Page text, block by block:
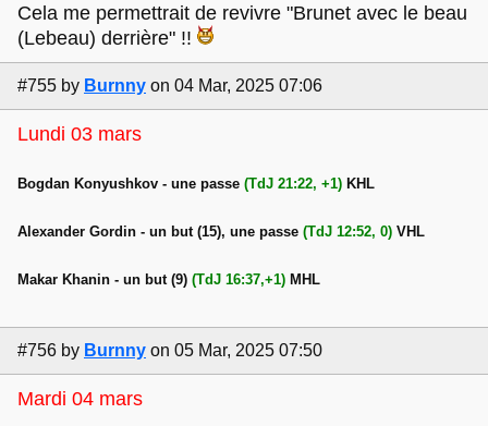
Cela me permettrait de revivre "Brunet avec le beau
(Lebeau) derrière" !!
#755 by Burnny on 04 Mar, 2025 07:06
Lundi 03 mars
Bogdan Konyushkov - une passe (TdJ 21:22, +1) KHL
Alexander Gordin - un but (15), une passe (TdJ 12:52, 0) VHL
Makar Khanin - un but (9) (TdJ 16:37,+1) MHL
#756 by Burnny on 05 Mar, 2025 07:50
Mardi 04 mars